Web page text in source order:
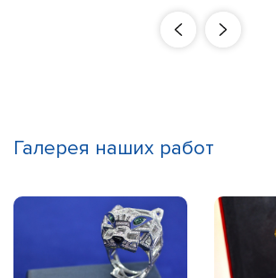
Галерея наших работ